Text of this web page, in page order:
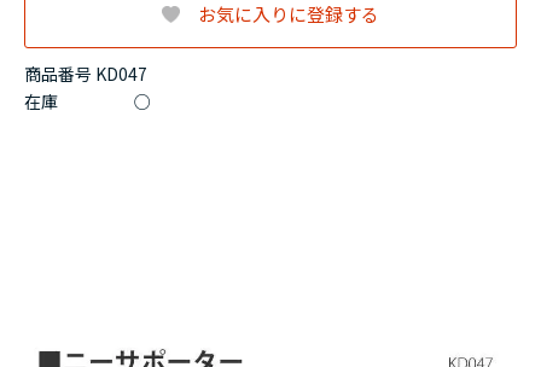
商品番号 KD047
在庫 ○
お気に入りに登録する